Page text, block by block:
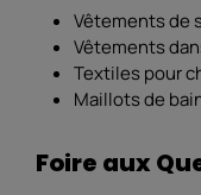
Vêtements de
Vêtements
Textiles pour
Maillots de
Foire aux